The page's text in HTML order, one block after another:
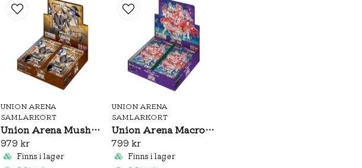
UNION ARENA
SAMLARKORT
Union Arena Mushoku Tensei: Jobless Reincarnation Booster Box (JP)
979 kr
Finns i lager
UNION ARENA
SAMLARKORT
Union Arena Macross Series Vol. 2 Booster Box (JP)
799 kr
Finns i lager